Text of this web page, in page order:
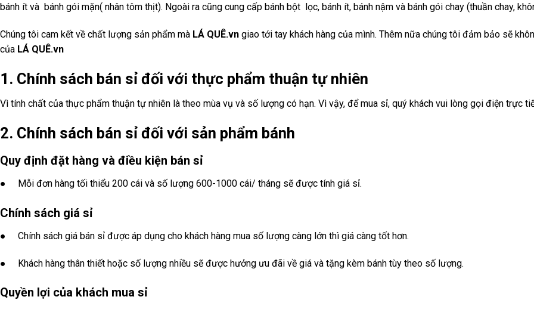
bánh ít và bánh gói mặn( nhân tôm thịt). Ngoài ra cũng cung cấp bánh bột lọc, bánh ít, bánh nậm và bánh gói chay (thuần chay,
Chúng tôi cam kết về chất lượng sản phẩm mà LÁ QUÊ.vn giao tới tay khách hàng của mình. Thêm nữa chúng tôi đảm bảo sẽ
của LÁ QUÊ.vn
1. Chính sách bán sỉ đối với thực phẩm thuận tự nhiên
Vì tính chất của thực phẩm thuận tự nhiên là theo mùa vụ và số lượng có hạn. Vì vậy, để mua sỉ, quý khách vui lòng gọi điện trực
2. Chính sách bán sỉ đối với sản phẩm bánh
Quy định đặt hàng và điều kiện bán sỉ
● Mỗi đơn hàng tối thiểu 200 cái và số lượng 600-1000 cái/ tháng sẽ được tính giá sỉ.
Chính sách giá sỉ
● Chính sách giá bán sỉ được áp dụng cho khách hàng mua số lượng càng lớn thì giá càng tốt hơn.
● Khách hàng thân thiết hoặc số lượng nhiều sẽ được hưởng ưu đãi về giá và tặng kèm bánh tùy theo số lượng.
Quyền lợi của khách mua sỉ